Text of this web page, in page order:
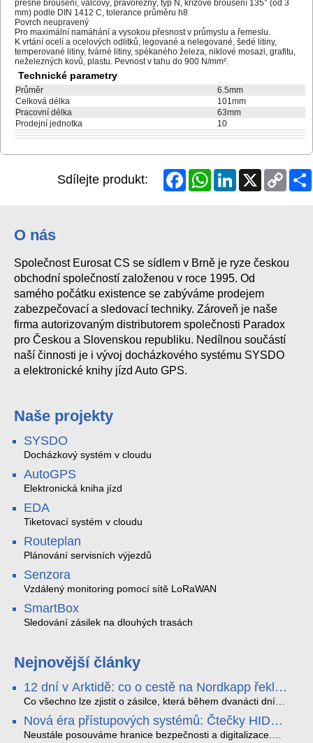
přesné broušení, válcový, pravořezný, typ N, křížové broušení 135° (od 3
mm) podle DIN 1412 C, tolerance průměru h8
Povrch neupravený
Pro maximální namáhání a vysokou přesnost v průmyslu a řemeslu.
K vrtání ocelí a ocelových odlitků, legované a nelegované, šedé litiny,
temperované litiny, tvárné litiny, spékaného železa, niklové mosazi, grafitu,
neželezných kovů, plastu. Pevnost v tahu do 900 N/mm².
Technické parametry
Průměr
6.5mm
Celková délka
101mm
Pracovní délka
63mm
Prodejní jednotka
10
Sdílejte produkt: FacebookWhatsAppLinkedInX
Copy
Link
O nás
Společnost Eurosat CS se sídlem v Brně je ryze českou
obchodní společností založenou v roce 1995. Od
samého počátku existence se zabýváme prodejem
zabezpečovací a sledovací techniky. Zároveň je naše
firma autorizovaným distributorem společnosti Paradox
pro Českou a Slovenskou republiku. Nedílnou součástí
naší činnosti je i vývoj docházkového systému SYSDO
a elektronické knihy jízd Auto GPS.
Naše projekty
SYSDO
Docházkový systém v cloudu
AutoGPS
Elektronická kniha jízd
EDA
Tiketovací systém v cloudu
Routeplan
Plánování servisních výjezdů
Senzora
Vzdálený monitoring pomocí sítě LoRaWAN
SmartBox
Sledování zásilek na dlouhých trasách
Nejnovější články
12 dní v Arktidě: co o cestě na Nordkapp řekla
data ze SMARTBOX 2 MAX
Co všechno lze zjistit o zásilce, která během dvanácti dní
projede Arktidou? SMARTBOX 2 MAX jsme vzali na trasu z
Tromsø přes Lofoty, Kirunu a finské Laponsko až na
Nordkapp. Bez jediného dobití, v mrazu až −13 °C a mimo
Nová éra přístupových systémů: Čtečky HID
Signo
Neustále posouváme hranice bezpečnosti a digitalizace.